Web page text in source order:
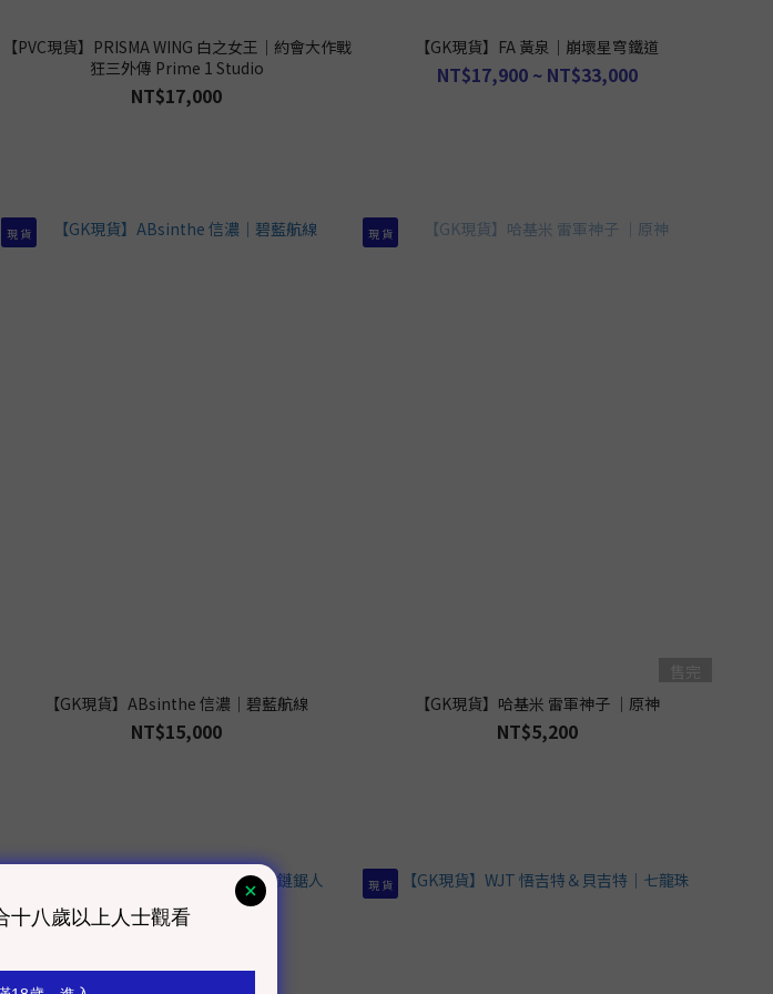
【PVC現貨】PRISMA WING 白之女王｜約會大作戰
狂三外傳 Prime 1 Studio
NT$17,000
【GK現貨】FA 黃泉｜崩壞星穹鐵道
NT$17,900 ~ NT$33,000
現 貨
【GK現貨】ABsinthe 信濃｜碧藍航線
NT$15,000
現 貨
【GK現貨】哈基米 雷軍神子 ｜原神
NT$5,200
現 貨